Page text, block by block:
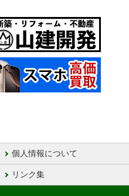
個人情報について
リンク集